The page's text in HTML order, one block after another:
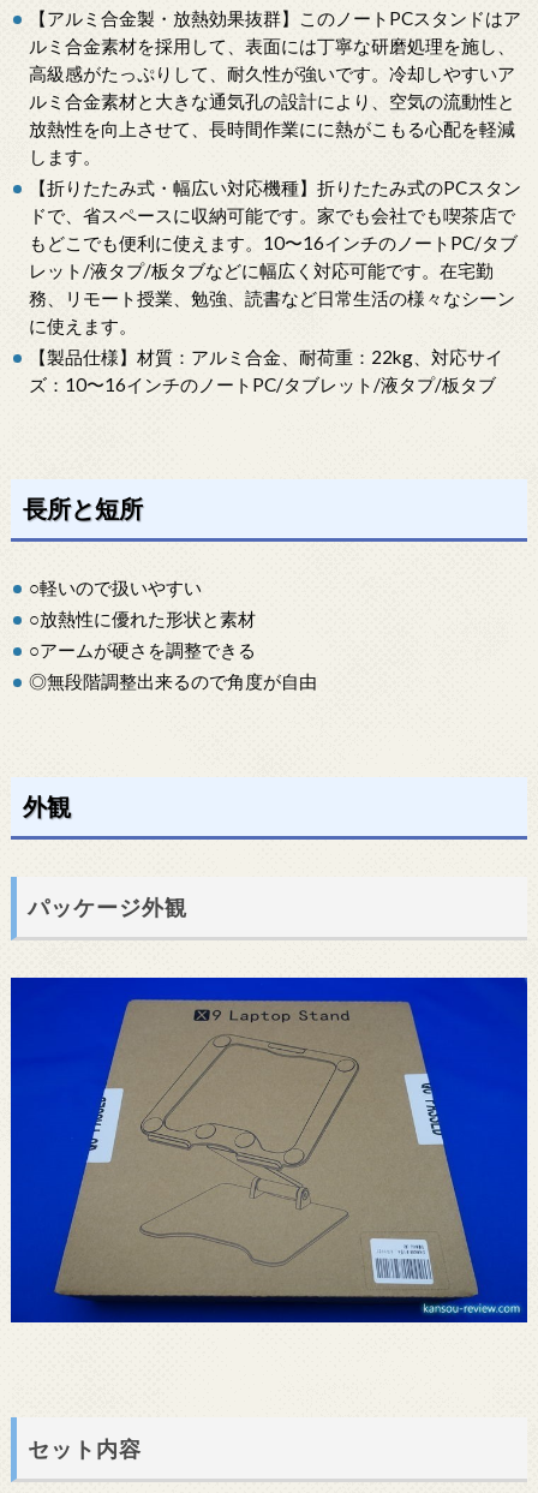
【アルミ合金製・放熱効果抜群】このノートPCスタンドはア
ルミ合金素材を採用して、表面には丁寧な研磨処理を施し、
高級感がたっぷりして、耐久性が強いです。冷却しやすいア
ルミ合金素材と大きな通気孔の設計により、空気の流動性と
放熱性を向上させて、長時間作業にに熱がこもる心配を軽減
します。
【折りたたみ式・幅広い対応機種】折りたたみ式のPCスタン
ドで、省スペースに収納可能です。家でも会社でも喫茶店で
もどこでも便利に使えます。10〜16インチのノートPC/タブ
レット/液タプ/板タブなどに幅広く対応可能です。在宅勤
務、リモート授業、勉強、読書など日常生活の様々なシーン
に使えます。
【製品仕様】材質：アルミ合金、耐荷重：22kg、対応サイ
ズ：10〜16インチのノートPC/タブレット/液タプ/板タブ
長所と短所
○軽いので扱いやすい
○放熱性に優れた形状と素材
○アームが硬さを調整できる
◎無段階調整出来るので角度が自由
外観
パッケージ外観
セット内容